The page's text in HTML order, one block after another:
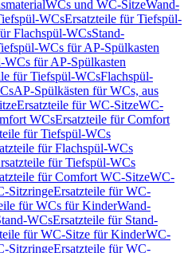
WCs und WC-SitzeWand-
WCsErsatzteile für Tiefspül-
Flachspül-WCsStand-
WCs für AP-Spülkasten
für AP-Spülkasten
für Tiefspül-WCsFlachspül-
AP-Spülkästen für WCs, aus
Ersatzteile für WC-SitzeWC-
WCsErsatzteile für Comfort
für Tiefspül-WCs
für Flachspül-WCs
für Tiefspül-WCs
für Comfort WC-SitzeWC-
SitzringeErsatzteile für WC-
für WCs für KinderWand-
WCsErsatzteile für Stand-
für WC-Sitze für KinderWC-
SitzringeErsatzteile für WC-